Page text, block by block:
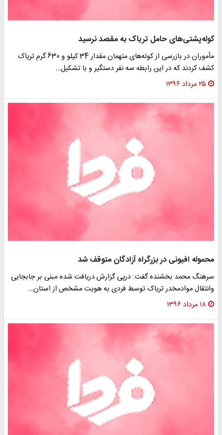
کوله‌پشتی‌های حامل تریاک به مقصد نرسید
مأموران در بازرسی از کوله‌های متهمان مقدار 34 کیلو و 630 گرم تریاک
کشف کردند که در این رابطه سه نفر دستگیر و با تشکیل…
۲۵ مرداد ۱۳۹۶
محموله افیونی در بزرگراه آزادگان متوقف شد
سرهنگ محمد بخشنده گفت: درپی گزارش دریافت شده مبنی بر جابجایی
وانتقال موادمخدر تریاک توسط فردی به هویت مشخص از استان…
۱۸ مرداد ۱۳۹۶